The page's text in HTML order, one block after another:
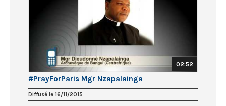
02:52
#PrayForParis Mgr Nzapalainga
Diffusé le 16/11/2015